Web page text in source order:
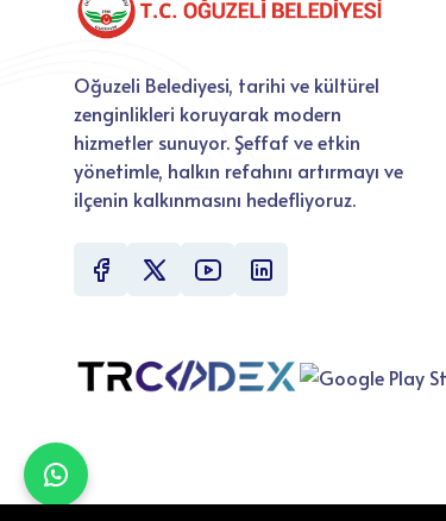
Oğuzeli Belediyesi, tarihi ve kültürel
zenginlikleri koruyarak modern
hizmetler sunuyor. Şeffaf ve etkin
yönetimle, halkın refahını artırmayı ve
ilçenin kalkınmasını hedefliyoruz.